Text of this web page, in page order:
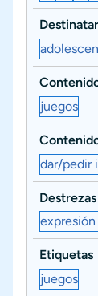
juegos
dar/pedir
Destrezas
expresión
Etiquetas
juegos